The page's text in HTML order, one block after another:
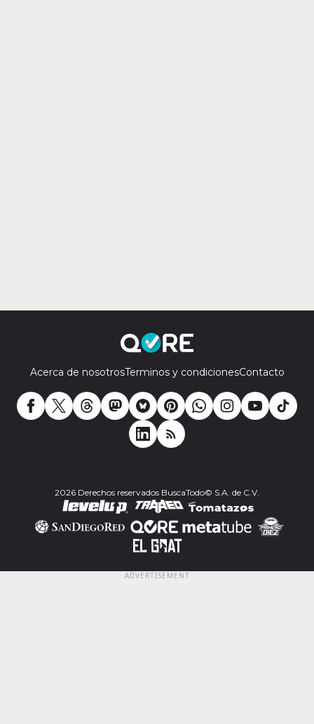
Acerca de nosotrosTerminos y condicionesContacto
2026 Derechos reservados BuscaTodo© S.A. de C.V.